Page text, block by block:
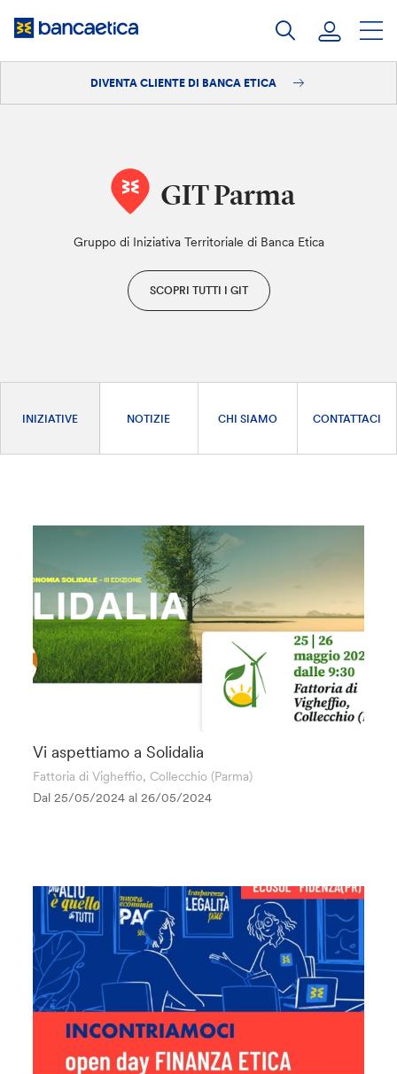
DIVENTA CLIENTE DI BANCA ETICA
GIT Parma
Gruppo di Iniziativa Territoriale di Banca Etica
SCOPRI TUTTI I GIT
INIZIATIVE NOTIZIE CHI SIAMO CONTATTACI
Vi aspettiamo a Solidalia
Fattoria di Vigheffio, Collecchio (Parma)
Dal 25/05/2024 al26/05/2024